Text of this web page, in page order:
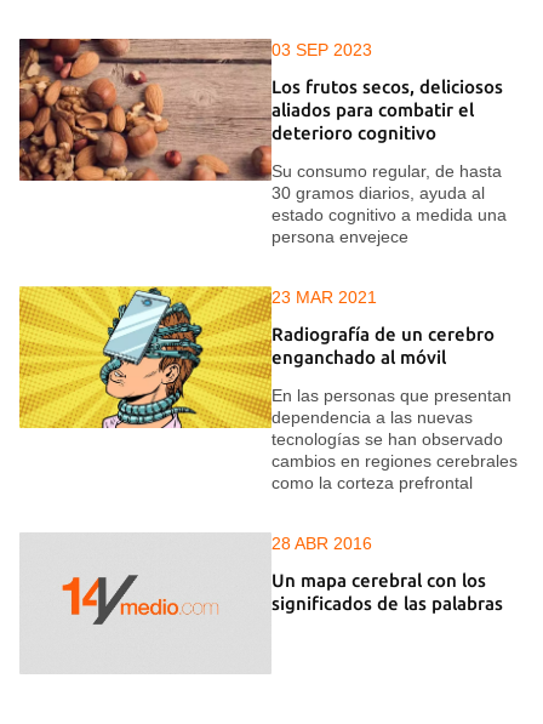
03 SEP 2023
Los frutos secos, deliciosos
aliados para combatir el
deterioro cognitivo
Su consumo regular, de hasta
30 gramos diarios, ayuda al
estado cognitivo a medida una
persona envejece
23 MAR 2021
Radiografía de un cerebro
enganchado al móvil
En las personas que presentan
dependencia a las nuevas
tecnologías se han observado
cambios en regiones cerebrales
como la corteza prefrontal
28 ABR 2016
Un mapa cerebral con los
significados de las palabras